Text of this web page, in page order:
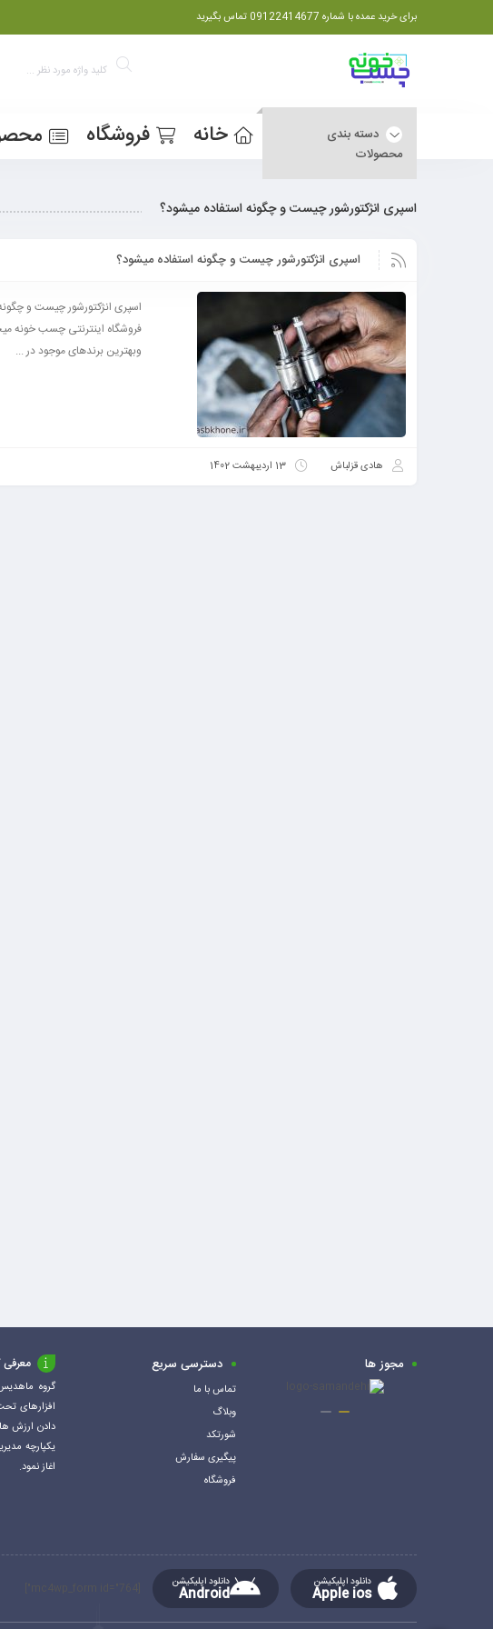
برای خرید عمده با شماره 09122414677 تماس بگیرید
دسته بندی
محصولات
خانه فروشگاه
اسپری انژکتورشور چیست و چگونه استفاده میشود؟
اسپری انژکتورشور چیست و چگونه استفاده میشود؟
اسپری انژکتورشور چیست و
فروشگاه اینترنتی چسب خونه
وبهترین برند‌های موجود در ...
هادی قزلباش 13 اردیبهشت 1402
مجوز ها دسترسی سریع
تماس با ما
وبلاگ
شورتکد
پیگیری سفارش
فروشگاه
افزارهای
دادن ارزش
یکپارچه
اغاز نمود.
دانلود اپلیکیشن
Apple ios
دانلود اپلیکیشن
Android